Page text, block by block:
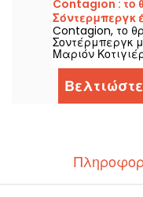
Contagion : το
Σόντερμπεργκ
Contagion, το
Σοντέρμπεργκ
Μαριόν
φτάνει στο